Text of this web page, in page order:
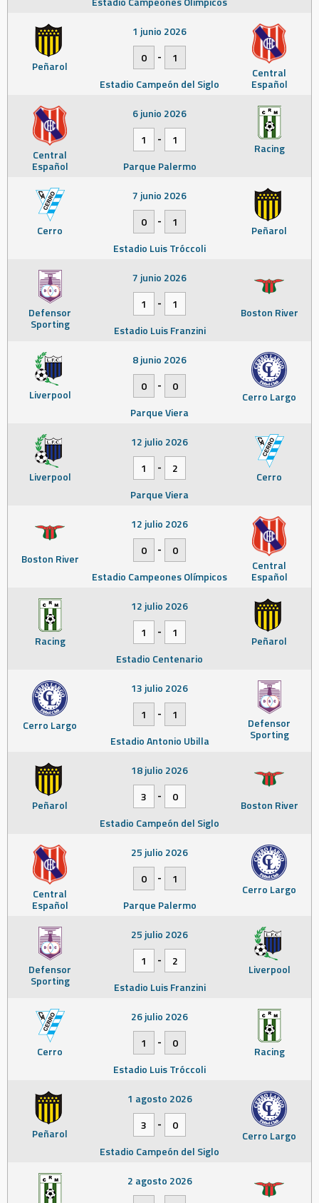
Peñarol Central
Español
1 junio 2026
0
-
1
Estadio Campeón del Siglo
Central
Español
Racing
6 junio 2026
1
-
1
Parque Palermo
Cerro Peñarol
7 junio 2026
0
-
1
Estadio Luis Tróccoli
Defensor
Sporting
Boston River
7 junio 2026
1
-
1
Estadio Luis Franzini
Liverpool Cerro Largo
8 junio 2026
0
-
0
Parque Viera
Liverpool Cerro
12 julio 2026
1
-
2
Parque Viera
Boston River Central
Español
12 julio 2026
0
-
0
Estadio Campeones Olímpicos
Racing Peñarol
12 julio 2026
1
-
1
Estadio Centenario
Cerro Largo Defensor
Sporting
13 julio 2026
1
-
1
Estadio Antonio Ubilla
Peñarol Boston River
18 julio 2026
3
-
0
Estadio Campeón del Siglo
Central
Español
Cerro Largo
25 julio 2026
0
-
1
Parque Palermo
Defensor
Sporting
Liverpool
25 julio 2026
1
-
2
Estadio Luis Franzini
Cerro Racing
26 julio 2026
1
-
0
Estadio Luis Tróccoli
Peñarol Cerro Largo
1 agosto 2026
3
-
0
Estadio Campeón del Siglo
2 agosto 2026